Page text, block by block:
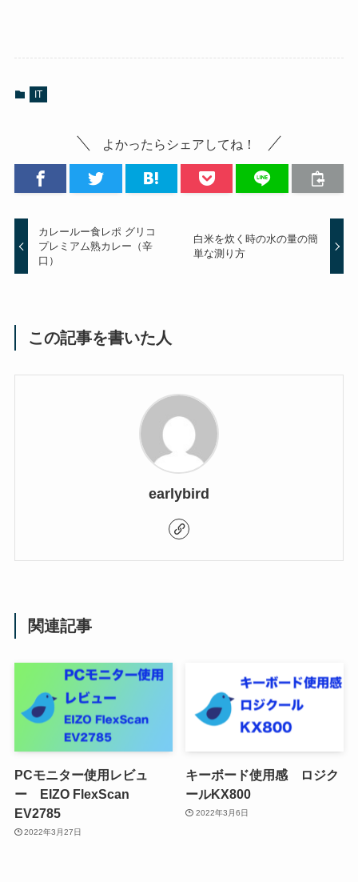
IT
よかったらシェアしてね！
カレールー食レポ グリコ
プレミアム熟カレー（辛
口）
白米を炊く時の水の量の簡
単な測り方
この記事を書いた人
earlybird
関連記事
PCモニター使用レビュ
ー EIZO FlexScan
EV2785
2022年3月27日
キーボード使用感 ロジク
ールKX800
2022年3月6日